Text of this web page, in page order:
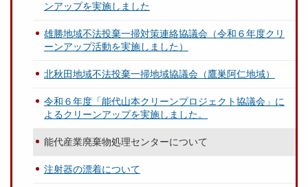
ンアップを実施しました
雄勝地域不法投棄一掃対策連絡協議会（令和６年度クリ
ーンアップ活動を実施しました）
北秋田地域不法投棄一掃地域協議会（鷹巣阿仁地域）
令和６年度「能代山本クリーンプロジェクト協議会」に
よるクリーンアップを実施しました。
能代産業廃棄物処理センターについて
注射器の漂着について